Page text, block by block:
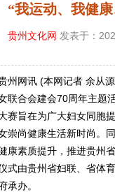
“我运动、我健
贵州文化网 发表于：
网讯 (本网记者 余从源
联合会建会70周年主题
旨在为广大妇女同胞提
崇尚健康生活新时尚。
康素质提升，推进贵州
由贵州省妇联、省体育
承办。